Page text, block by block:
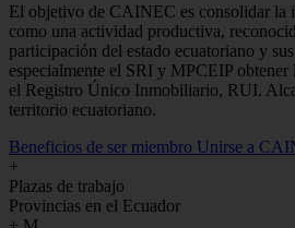
El objetivo de CAINEC es consolidar la
como una actividad productiva,
participación del estado ecuatoriano y
especialmente el SRI y MPCEIP obtener
el Registro Único Inmobiliario, RUI.
territorio ecuatoriano.
Beneficios de ser miembro Unirse a
+
Plazas de trabajo
Provincias en el Ecuador